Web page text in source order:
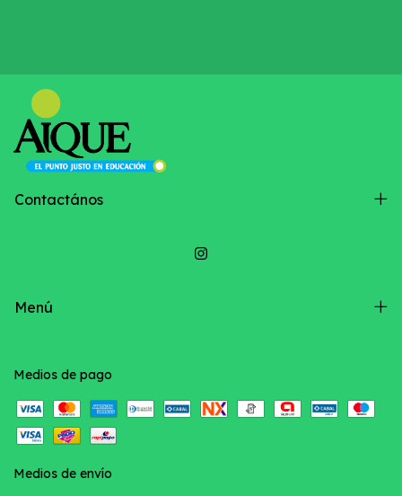
Contactános
Menú
Medios de pago
Medios de envío